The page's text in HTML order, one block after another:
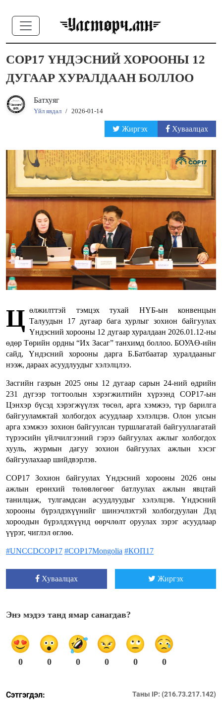
COP17 ҮНДЭСНИЙ ХОРООНЫ 12
ДУГААР ХУРАЛДААН БОЛЛОО
Батхуяг
Үйл явдал / 2026-01-14
Жиргэх Хуваалцах
Ц өлжилттэй тэмцэх тухай НҮБ-ын конвенцын
Талуудын 17 дугаар бага хурлыг зохион байгуулах
Үндэсний хорооны 12 дугаар хуралдаан 2026.01.12-ны
өдөр Төрийн ордны “Их Засаг” танхимд боллоо. БОУАӨ-ийн
сайд, Үндэсний хорооны дарга Б.Батбаатар хуралдааныг
нээж, дараах асуудлуудыг хэлэлцлээ.
Засгийн газрын 2025 оны 12 дугаар сарын 24-ний өдрийн
231 дүгээр тогтоолын хэрэгжилтийн хүрээнд COP17-ын
Цэнхэр бүсэд хэрэгжүүлэх төсөл, арга хэмжээ, түр барилга
байгууламжтай холбогдох асуудлаар хэлэлцэв. Олон улсын
арга хэмжээ зохион байгуулсан туршлагатай байгууллагатай
түрээсийн үйлчилгээний гэрээ байгуулах ажлыг холбогдох
хууль, журмын дагуу зохион байгуулах ажлын хэсэг
байгуулахаар шийдвэрлэв.
COP17 Зохион байгуулах Үндэсний хорооны 2026 оны
ажлын ерөнхий төлөвлөгөөг батлуулах ажлын явцтай
танилцаж, тулгамдсан асуудлуудыг хэлэлцэв. Үндэсний
хорооны бүрэлдэхүүнийг шинэчлэхтэй холбогдуулан Дэд
хороодын бүрэлдэхүүнд өөрчлөлт оруулах зэрэг асуудлаар
үүрэг, чиглэл өглөө.
#UNCCDCOP17 #COP17Mongolia #КОП17
Хуваалцах Жиргэх
Энэ мэдээ танд ямар санагдав?
0 0 0 0 0 0
Сэтгэгдэл: Таны IP: (216.73.217.142)